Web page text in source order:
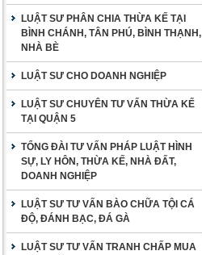
LUẬT SƯ PHÂN CHIA THỪA KẾ TẠI
BÌNH CHÁNH, TÂN PHÚ, BÌNH THẠNH,
NHÀ BÈ
LUẬT SƯ CHO DOANH NGHIỆP
LUẬT SƯ CHUYÊN TƯ VẤN THỪA KẾ
TẠI QUẬN 5
TỔNG ĐÀI TƯ VẤN PHÁP LUẬT HÌNH
SỰ, LY HÔN, THỪA KẾ, NHÀ ĐẤT,
DOANH NGHIỆP
LUẬT SƯ TƯ VẤN BÀO CHỮA TỘI CÁ
ĐỘ, ĐÁNH BẠC, ĐÁ GÀ
LUẬT SƯ TƯ VẤN TRANH CHẤP MUA